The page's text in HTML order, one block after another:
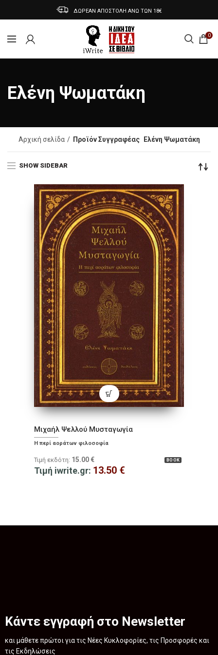
ΔΩΡΕΑΝ ΑΠΟΣΤΟΛΗ ΑΝΩ ΤΩΝ 18€
0
Ελένη Ψωματάκη
Αρχική σελίδα Προϊόν Συγγραφέας Ελένη Ψωματάκη
SHOW SIDEBAR
Μιχαήλ Ψελλού Μυσταγωγία
Η περί αοράτων φιλοσοφία
BOOK
Τιμή εκδότη: 15.00 €
Τιμή iwrite.gr: 13.50 €
Κάντε εγγραφή στο Newsletter
και μάθετε πρώτοι για τις Νέες Κυκλοφορίες, τις Προσφορές και
τις Εκδηλώσεις